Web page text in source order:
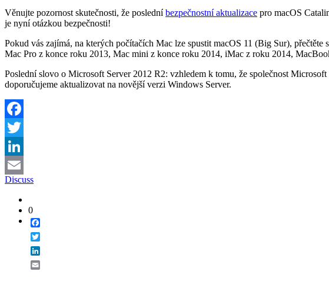
Věnujte pozornost skutečnosti, že posledníbezpečnostní aktualizace pro macOS
je nyní otázkou bezpečnosti!
Pokud vás zajímá, na kterých počítačích Mac lze spustit macOS 11 (Big Sur), přečtěte
Mac Pro z konce roku 2013, Mac mini z konce roku 2014, iMac z roku 2014,
Poslední slovo o Microsoft Server 2012 R2: vzhledem k tomu, že společnost
doporučujeme aktualizovat na novější verzi Windows Server.
Facebook
Twitter
LinkedIn
Email
Discuss
0